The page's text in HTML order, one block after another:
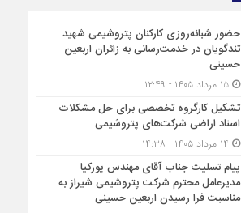
حضور شبانه‌روزی کارکنان پتروشیمی شهید
تندگویان در خدمت‌رسانی به زائران اربعین
حسینی
۱۵ مرداد ۱۴۰۵ - ۱۲:۴۹
تشکیل کارگروه تخصصی برای حل مشکلات
اسناد اراضی شرکت‌های پتروشیمی
پیام تسلیت جناب آقای مهندس پوركیا
مدیرعامل محترم شركت پتروشیمی شیراز به
مناسبت فرا رسیدن اربعین حسینی